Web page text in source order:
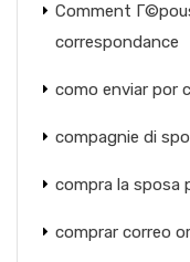
Comment
correspondance
como enviar por
compagnie di
compra la sposa
comprar correo